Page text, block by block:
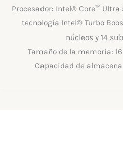
Procesador: Intel® Core™ Ultra
tecnología Intel® Turbo
núcleos y 14
Tamaño de la memoria:
Capacidad de